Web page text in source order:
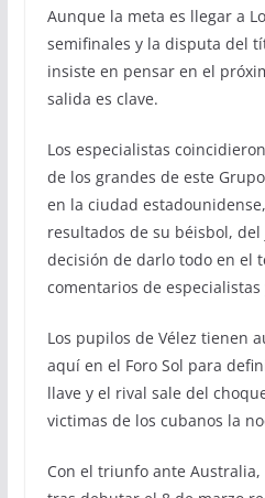
Aunque la meta es llegar a
semifinales y la disputa del
insiste en pensar en el
salida es clave.
Los especialistas
de los grandes de este
en la ciudad
resultados de su béisbol,
decisión de darlo todo en el
comentarios de
Los pupilos de Vélez tienen
aquí en el Foro Sol para
llave y el rival sale del
victimas de los cubanos la
Con el triunfo ante